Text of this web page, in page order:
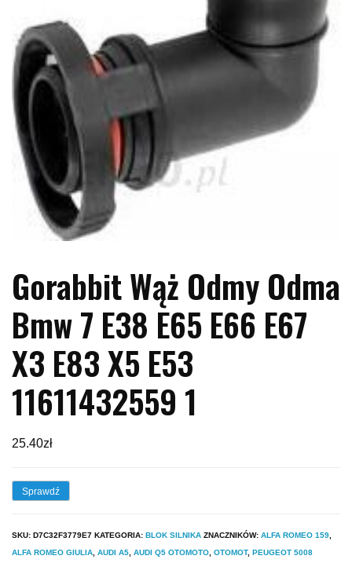
Gorabbit Wąż Odmy Odma
Bmw 7 E38 E65 E66 E67
X3 E83 X5 E53
11611432559 1
25.40zł
Sprawdź
SKU: D7C32F3779E7 KATEGORIA: BLOK SILNIKA ZNACZNIKÓW: ALFA ROMEO 159
ALFA ROMEO GIULIA AUDI A5 AUDI Q5 OTOMOTO OTOMOT, PEUGEOT 5008